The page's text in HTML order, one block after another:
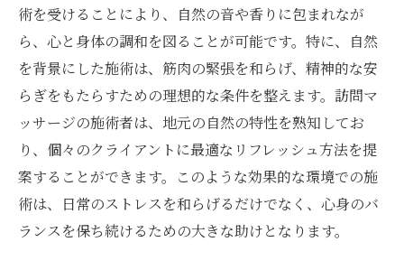
術を受けることにより、自然の音や香りに包まれなが
ら、心と身体の調和を図ることが可能です。特に、自然
を背景にした施術は、筋肉の緊張を和らげ、精神的な安
らぎをもたらすための理想的な条件を整えます。訪問マ
ッサージの施術者は、地元の自然の特性を熟知してお
り、個々のクライアントに最適なリフレッシュ方法を提
案することができます。このような効果的な環境での施
術は、日常のストレスを和らげるだけでなく、心身のバ
ランスを保ち続けるための大きな助けとなります。